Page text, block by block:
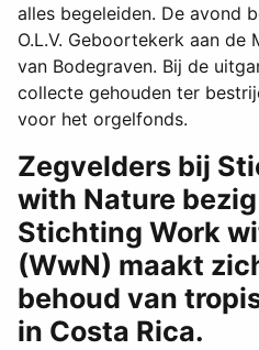
alles begeleiden. De avond
O.L.V. Geboortekerk aan de
van Bodegraven. Bij de
collecte gehouden ter
voor het orgelfonds.
Zegvelders bij
with Nature bezig
Stichting Work
(WwN) maakt
behoud van
in Costa Rica.